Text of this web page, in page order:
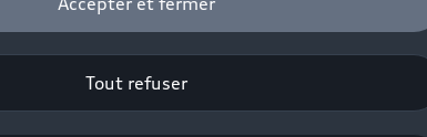
Tout refuserHeadline
Subline